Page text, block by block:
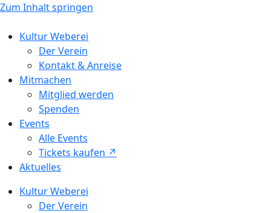
Zum Inhalt springen
Kultur Weberei
Der Verein
Kontakt & Anreise
Mitmachen
Mitglied werden
Spenden
Events
Alle Events
Tickets kaufen ↗ㅤ
Aktuelles
Kultur Weberei
Der Verein